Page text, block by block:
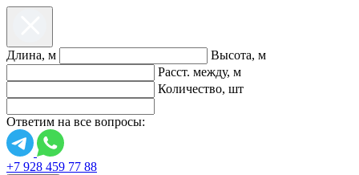
Длина, м
Высота, м
Расст. между, м
Количество, шт
Ответим на все вопросы:
+7 928 459 77 88